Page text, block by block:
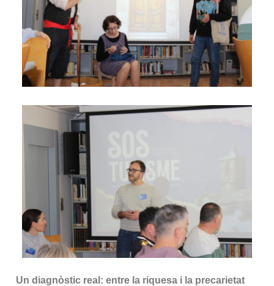
Un diagnòstic real: entre la riquesa i la precarietat